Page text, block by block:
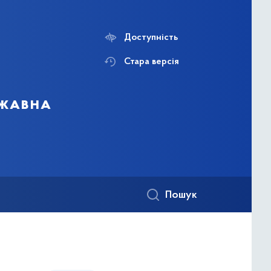
Доступність
Стара версія
Пошук